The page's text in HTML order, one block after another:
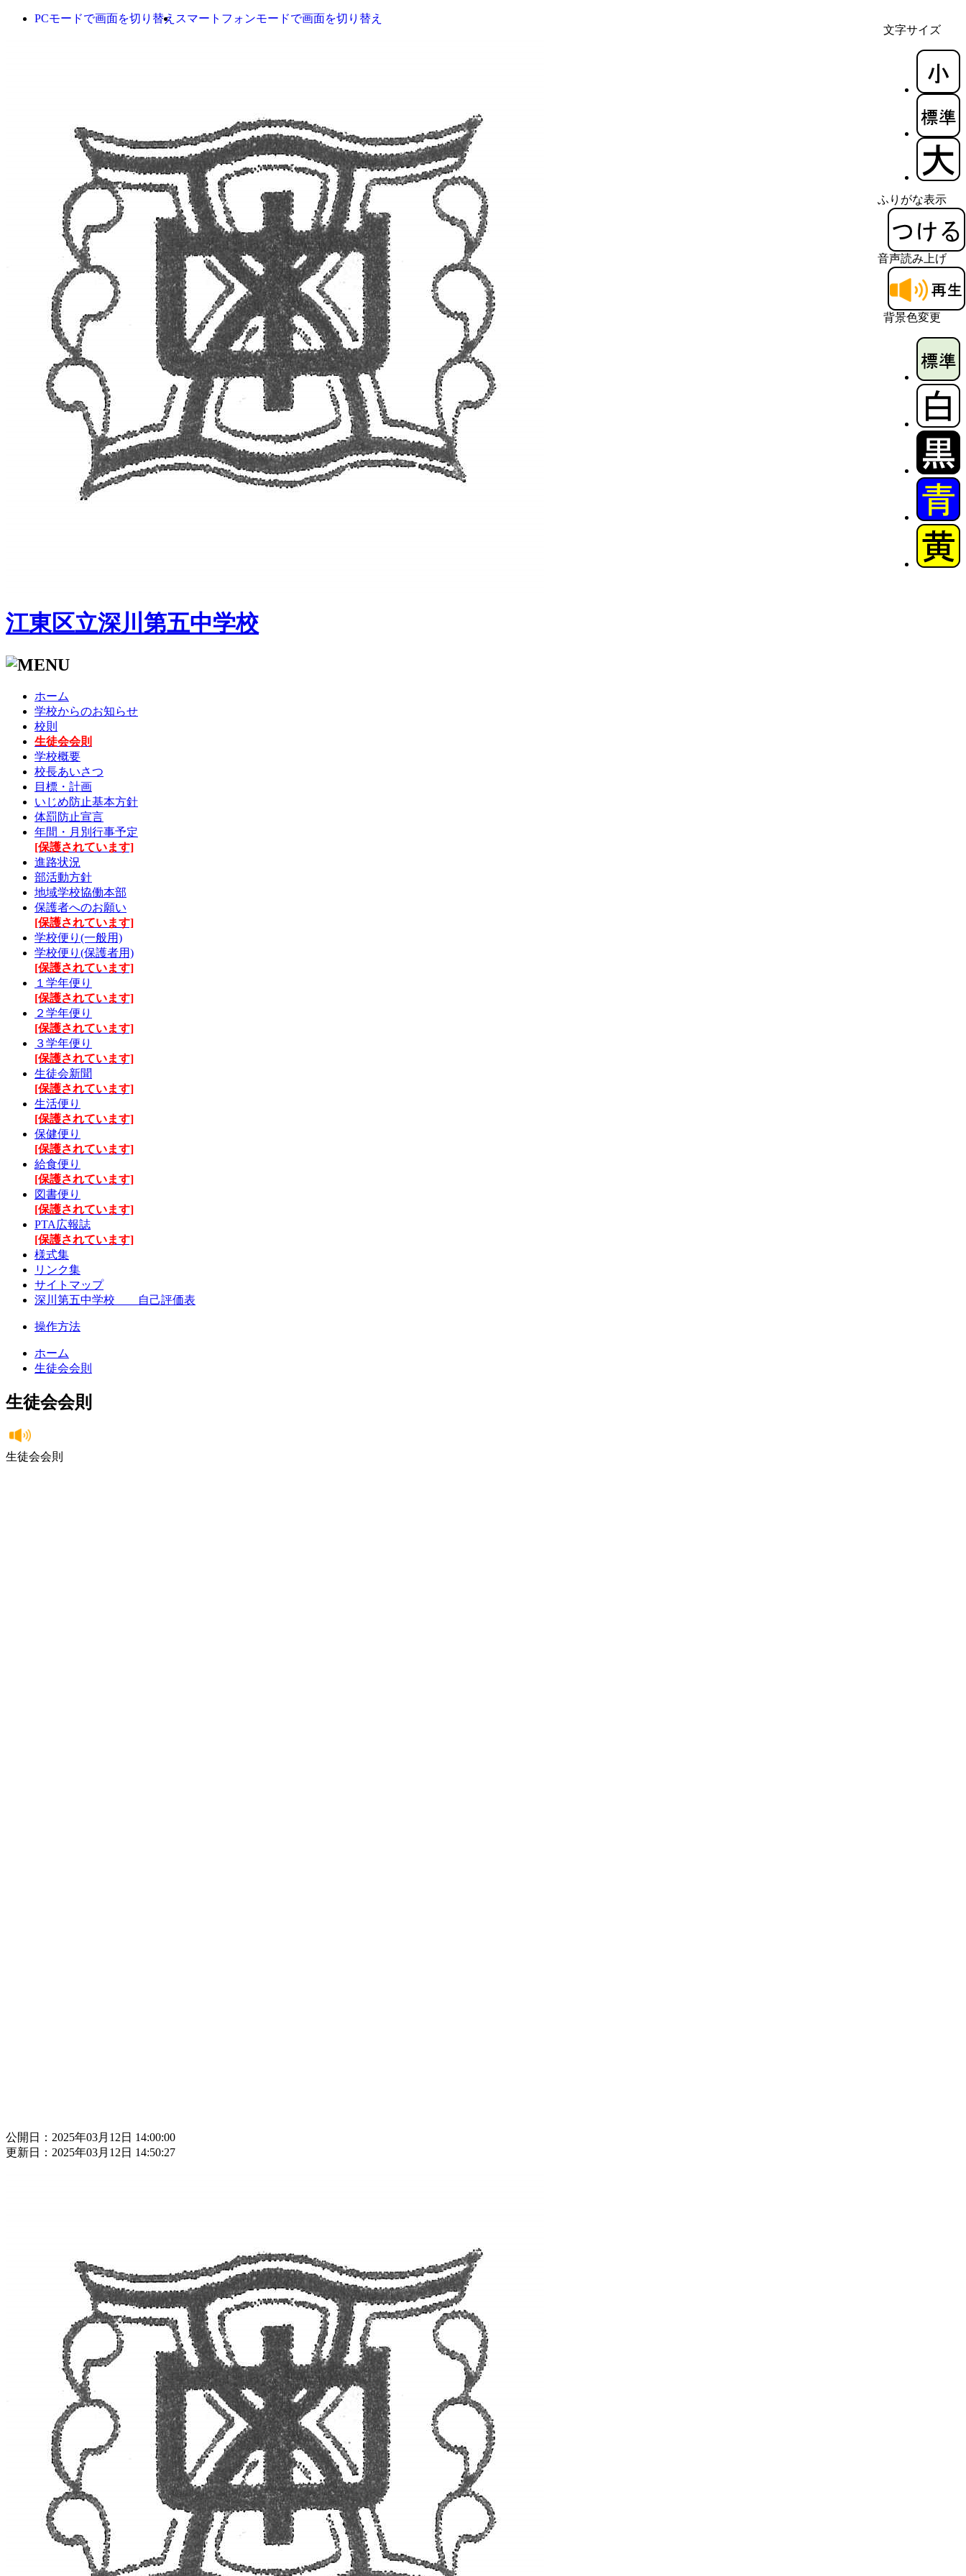
文字サイズ
ふりがな表示
音声読み上げ
背景色変更
PCモードで画面を切り替え スマートフォンモードで画面を切り替え
江東区立深川第五中学校
ホーム
学校からのお知らせ
校則
生徒会会則
学校概要
校長あいさつ
目標・計画
いじめ防止基本方針
体罰防止宣言
年間・月別行事予定
[保護されています]
進路状況
部活動方針
地域学校協働本部
保護者へのお願い
[保護されています]
学校便り(一般用)
学校便り(保護者用)
[保護されています]
１学年便り
[保護されています]
２学年便り
[保護されています]
３学年便り
[保護されています]
生徒会新聞
[保護されています]
生活便り
[保護されています]
保健便り
[保護されています]
給食便り
[保護されています]
図書便り
[保護されています]
PTA広報誌
[保護されています]
様式集
リンク集
サイトマップ
深川第五中学校 自己評価表
操作方法
ホーム
生徒会会則
生徒会会則
生徒会会則
公開日：2025年03月12日 14:00:00
更新日：2025年03月12日 14:50:27